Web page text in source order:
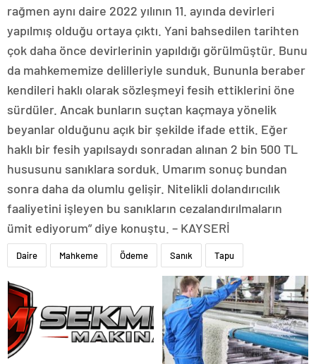
rağmen aynı daire 2022 yılının 11. ayında devirleri
yapılmış olduğu ortaya çıktı. Yani bahsedilen tarihten
çok daha önce devirlerinin yapıldığı görülmüştür. Bunu
da mahkememize delilleriyle sunduk. Bununla beraber
kendileri haklı olarak sözleşmeyi fesih ettiklerini öne
sürdüler. Ancak bunların suçtan kaçmaya yönelik
beyanlar olduğunu açık bir şekilde ifade ettik. Eğer
haklı bir fesih yapılsaydı sonradan alınan 2 bin 500 TL
hususunu sanıklara sorduk. Umarım sonuç bundan
sonra daha da olumlu gelişir. Nitelikli dolandırıcılık
faaliyetini işleyen bu sanıkların cezalandırılmaların
ümit ediyorum” diye konuştu. – KAYSERİ
Daire Mahkeme Ödeme Sanık Tapu